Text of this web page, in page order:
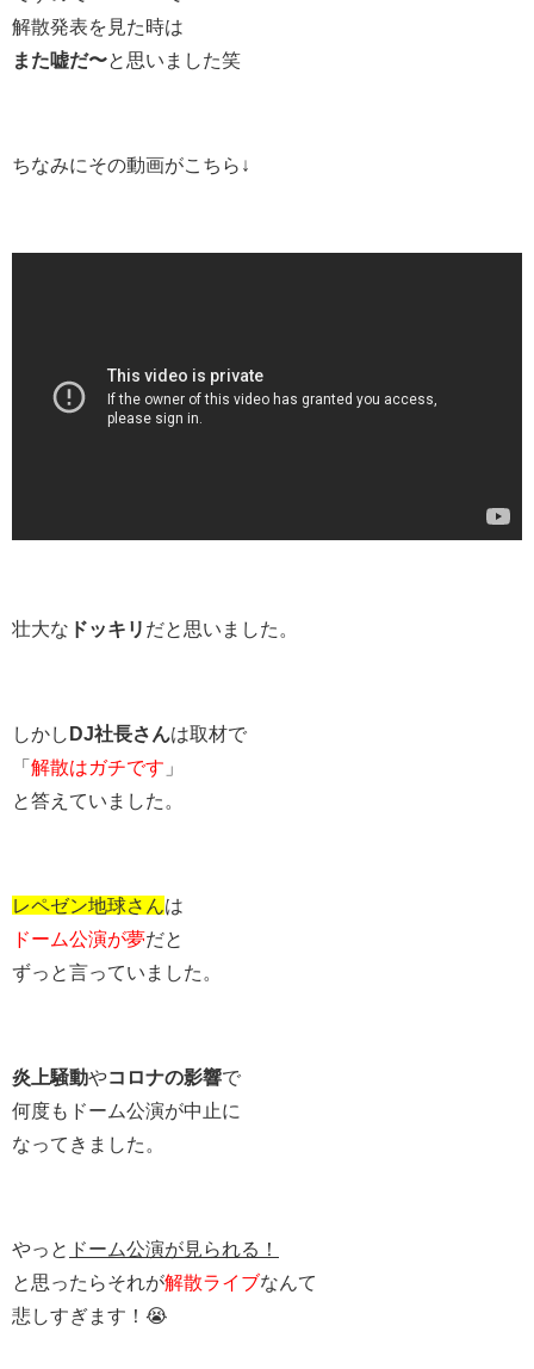
解散発表を見た時は
また嘘だ〜と思いました笑
ちなみにその動画がこちら↓
壮大な ドッキリ だと思いました。
しかし DJ社長さんは取材で
「 解散はガチです 」
と答えていました。
レペゼン地球さん は
ドーム公演が夢だと
ずっと言っていました。
炎上騒動やコロナの影響で
何度もドーム公演が中止に
なってきました。
やっと ドーム公演が見られる！
と思ったらそれが解散ライブなんて
悲しすぎます！😭